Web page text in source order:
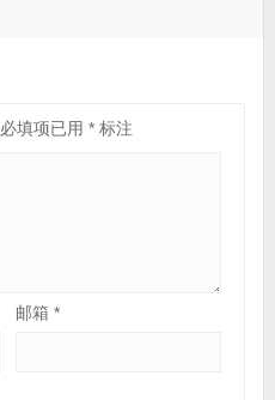
必填项已用 *标注
邮箱*